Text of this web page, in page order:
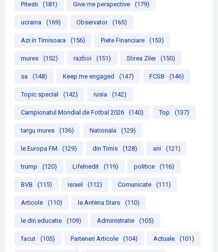
Pitesti (181) Give me perspective (179)
ucraina (169) Observator (165)
Azi in Timisoara (156) Piete Financiare (153)
mures (152) razboi (151) Stirea Zilei (150)
sa (148) Keep me engaged (147) FCSB (146)
Topic special (142) rusia (142)
Campionatul Mondial de Fotbal 2026 (140) Top (137)
targu mures (136) Nationala (129)
le Europa FM (129) din Timis (128) ani (121)
trump (120) LifeInedit (119) politice (116)
BVB (115) israel (112) Comunicate (111)
Articole (110) le Antena Stars (110)
le din educatie (109) Administratie (105)
facut (105) Parteneri Articole (104) Actuale (101)